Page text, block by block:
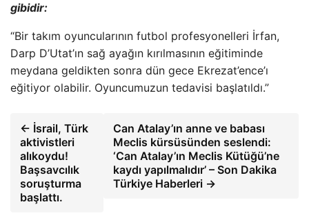
gibidir:
“Bir takım oyuncularının futbol profesyonelleri İrfan,
Darp D’Utat’ın sağ ayağın kırılmasının eğitiminde
meydana geldikten sonra dün gece Ekrezat’ence’ı
eğitiyor olabilir. Oyuncumuzun tedavisi başlatıldı.”
← İsrail, Türk
aktivistleri
alıkoydu!
Başsavcılık
soruşturma
başlattı.
Can Atalay’ın anne ve babası
Meclis kürsüsünden seslendi:
‘Can Atalay’ın Meclis Kütüğü’ne
kaydı yapılmalıdır’ – Son Dakika
Türkiye Haberleri →